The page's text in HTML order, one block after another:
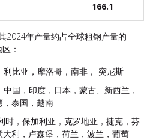
166.1
2024年产量约占全球粗钢产量的
：
利比亚，摩洛哥，南非， 突尼斯
中国，印度，日本，蒙古、新西兰，
，泰国，越南
时，保加利亚，克罗地亚，捷克，芬
利，卢森堡，荷兰，波兰，葡萄